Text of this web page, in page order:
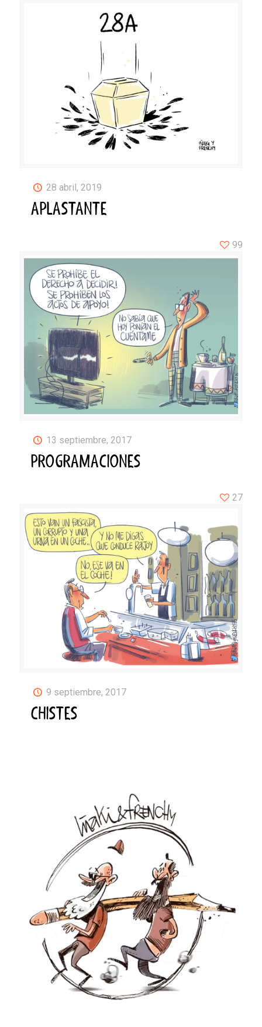
28 abril, 2019
APLASTANTE
13 septiembre, 2017
PROGRAMACIONES
99
9 septiembre, 2017
CHISTES
27